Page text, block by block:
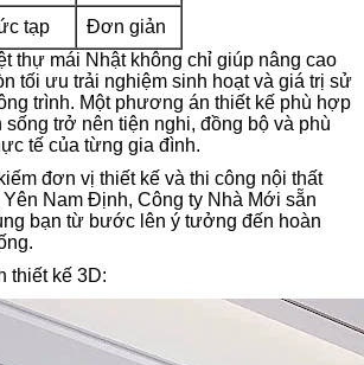
tạp
Đơn giản
thự mái Nhật không chỉ giúp nâng cao
tối ưu trải nghiệm sinh hoạt và giá trị sử
trình. Một phương án thiết kế phù hợp
trở nên tiện nghi, đồng bộ và phù
tế của từng gia đình.
đơn vị thiết kế và thi công nội thất
Nam Định, Công ty Nhà Mới sẵn
bạn từ bước lên ý tưởng đến hoàn
thiết kế 3D: